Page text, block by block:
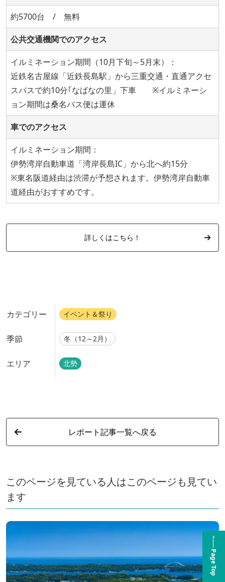
約5700台 / 無料
公共交通機関でのアクセス
イルミネーション期間（10月下旬～5月末）：
近鉄名古屋線「近鉄長島駅」から三重交通・直通アクセ
スバスで約10分｢なばなの里」下車 ※イルミネーシ
ョン期間は桑名バス便は運休
車でのアクセス
イルミネーション期間：
伊勢湾岸自動車道「湾岸長島IC」から北へ約15分
※東名阪道経由は渋滞が予想されます。伊勢湾岸自動車
道経由がおすすめです。
詳しくはこちら！
カテゴリー イベント＆祭り
季節 冬（12～2月）
エリア 北勢
レポート記事一覧へ戻る
このページを見ている人はこのページも見てい
ます
Page Top